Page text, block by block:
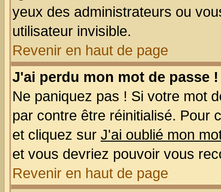
yeux des administrateurs ou
utilisateur invisible.
Revenir en haut de page
J'ai perdu mon mot de passe !
Ne paniquez pas ! Si votre mot
par contre être réinitialisé. Pour
et cliquez sur J'ai oublié mon
et vous devriez pouvoir vous
Revenir en haut de page